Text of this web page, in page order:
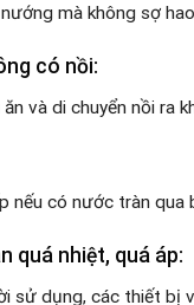
mà không sợ
có nồi:
ăn và di chuyển nồi
nếu có nước tràn qua
quá nhiệt, quá áp:
sử dụng, các thiết bị